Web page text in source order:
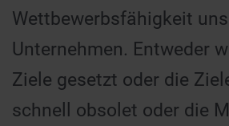
Wettbewerbsfähigkeit
Unternehmen. Entweder
Ziele gesetzt oder die
schnell obsolet oder die